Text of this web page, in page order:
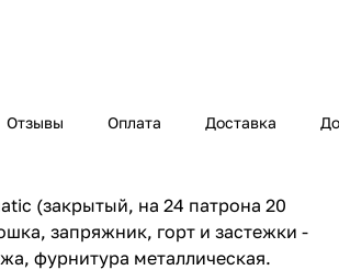
Отзывы Оплата Доставка
(закрытый, на 24 патрона 20
запряжник, горт и застежки -
фурнитура металлическая.